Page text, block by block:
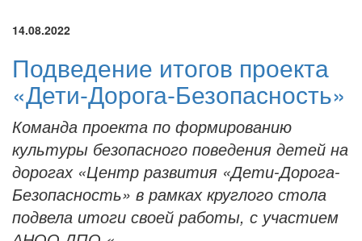
14.08.2022
Подведение итогов проекта
«Дети-Дорога-Безопасность»
Команда проекта по формированию
культуры безопасного поведения детей на
дорогах «Центр развития «Дети-Дорога-
Безопасность» в рамках круглого стола
подвела итоги своей работы, с участием